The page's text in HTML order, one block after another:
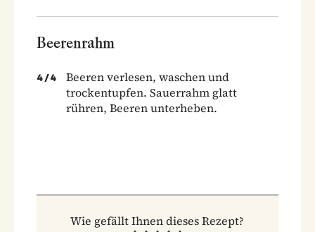
Beerenrahm
4 /4
Beeren verlesen, waschen und
trockentupfen. Sauerrahm glatt
rühren, Beeren unterheben.
Wie gefällt Ihnen dieses Rezept?